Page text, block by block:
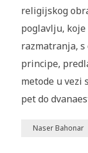
religijskog
poglavlju,
razmatranja, s
principe,
metode u vezi
pet do
Naser Bahonar